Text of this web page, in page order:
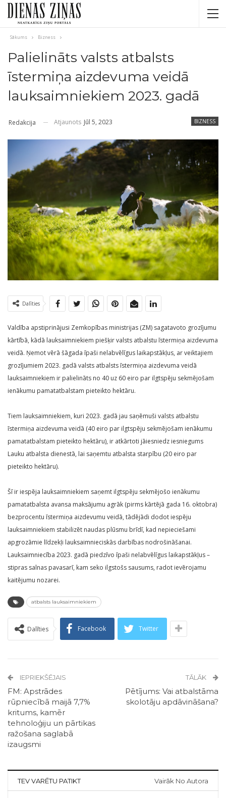
Sākums Bizness
Palielināts valsts atbalsts
īstermiņa aizdevuma veidā
lauksaimniekiem 2023. gadā
BIZNESS
Redakcija Atjaunots Jūl 5, 2023
Dalīties
Valdība apstiprinājusi Zemkopības ministrijas (ZM) sagatavoto grozījumu
kārtībā, kādā lauksaimniekiem piešķir valsts atbalstu īstermiņa aizdevuma
veidā. Ņemot vērā šāgada īpaši nelabvēlīgus laikapstākļus, ar veiktajiem
grozījumiem 2023. gadā valsts atbalsts īstermiņa aizdevuma veidā
lauksaimniekiem ir palielināts no 40 uz 60 eiro par ilgtspēju sekmējošam
ienākumu pamatatbalstam pieteikto hektāru.
Tiem lauksaimniekiem, kuri 2023. gadā jau saņēmuši valsts atbalstu
īstermiņa aizdevuma veidā (40 eiro par ilgtspēju sekmējošam ienākumu
pamatatbalstam pieteikto hektāru), ir atkārtoti jāiesniedz iesniegums
Lauku atbalsta dienestā, lai saņemtu atbalsta starpību (20 eiro par
pieteikto hektāru).
Šī ir iespēja lauksaimniekiem saņemt ilgtspēju sekmējošo ienākumu
pamatatbalsta avansa maksājumu agrāk (pirms kārtējā gada 16. oktobra)
bezprocentu īstermiņa aizdevumu veidā, tādējādi dodot iespēju
lauksaimniekiem stabilizēt naudas plūsmu brīdī, kad nepieciešami
apgrozāmie līdzekļi lauksaimnieciskās darbības nodrošināšanai.
Lauksaimniecība 2023. gadā piedzīvo īpaši nelabvēlīgus laikapstākļus –
stipras salnas pavasarī, kam seko ilgstošs sausums, radot ievērojamu
kaitējumu nozarei.
atbalsts lauksaimniekiem
Dalīties Facebook Twitter
IEPRIEKŠĒJAIS
FM: Apstrādes
rūpniecībā maijā 7,7%
kritums, kamēr
tehnoloģiju un pārtikas
ražošana saglabā
izaugsmi
TĀLĀK
Pētījums: Vai atbalstāma
skolotāju apdāvināšana?
TEV VARĒTU PATIKT Vairāk No Autora